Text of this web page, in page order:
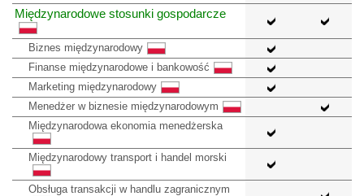
Międzynarodowe stosunki gospodarcze
Biznes międzynarodowy
Finanse międzynarodowe i bankowość
Marketing międzynarodowy
Menedżer w biznesie międzynarodowym
Międzynarodowa ekonomia menedżerska
Międzynarodowy transport i handel morski
Obsługa transakcji w handlu zagranicznym